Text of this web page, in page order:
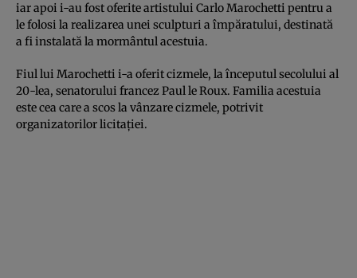
iar apoi i-au fost oferite artistului Carlo Marochetti pentru a
le folosi la realizarea unei sculpturi a împăratului, destinată
a fi instalată la mormântul acestuia.
Fiul lui Marochetti i-a oferit cizmele, la începutul secolului al
20-lea, senatorului francez Paul le Roux. Familia acestuia
este cea care a scos la vânzare cizmele, potrivit
organizatorilor licitaţiei.